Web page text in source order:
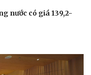
nước có giá 139,2-